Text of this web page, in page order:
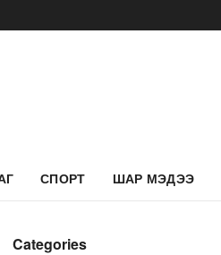
СПОРТ ШАР МЭДЭЭ
Categories